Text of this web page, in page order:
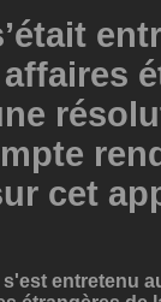
cet
entretenu